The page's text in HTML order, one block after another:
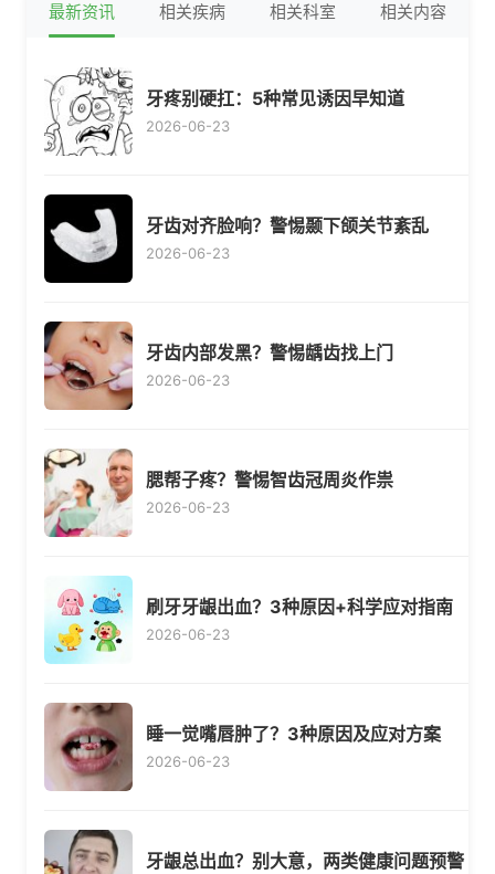
最新资讯 相关疾病 相关科室 相关内容
牙疼别硬扛：5种常见诱因早知道
2026-06-23
牙齿对齐脸响？警惕颞下颌关节紊乱
2026-06-23
牙齿内部发黑？警惕龋齿找上门
2026-06-23
腮帮子疼？警惕智齿冠周炎作祟
2026-06-23
刷牙牙龈出血？3种原因+科学应对指南
2026-06-23
睡一觉嘴唇肿了？3种原因及应对方案
2026-06-23
牙龈总出血？别大意，两类健康问题预警